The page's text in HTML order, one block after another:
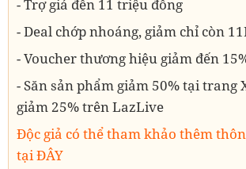
- Trợ giá đến 11 triệu đồng
- Deal chớp nhoáng, giảm chỉ còn
- Voucher thương hiệu giảm đến
- Săn sản phẩm giảm 50% tại trang
giảm 25% trên LazLive
Độc giả có thể tham khảo thêm
tại ĐÂY